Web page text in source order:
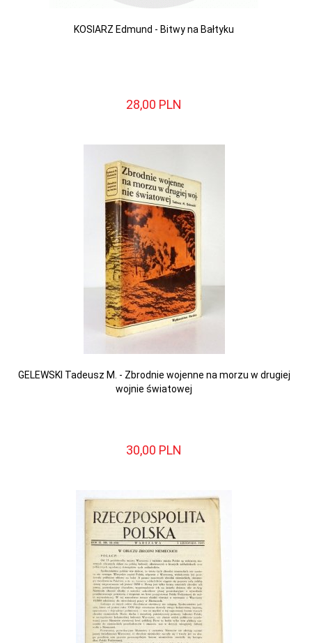
KOSIARZ Edmund - Bitwy na Bałtyku
28,00 PLN
GELEWSKI Tadeusz M. - Zbrodnie wojenne na morzu w drugiej
wojnie światowej
30,00 PLN